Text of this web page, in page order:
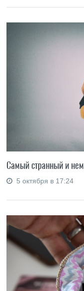
Самый странный и
5 октября в 17:24